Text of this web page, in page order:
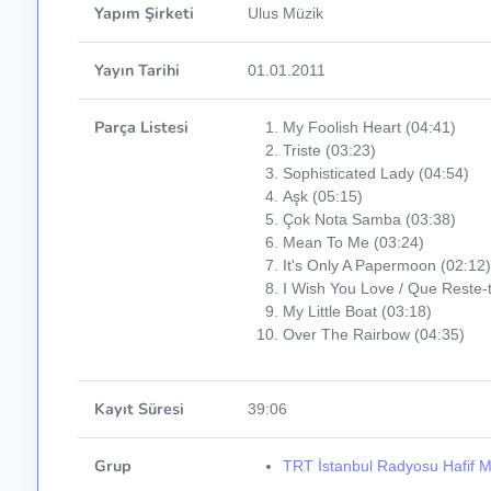
Yapım Şirketi Ulus Müzik
Yayın Tarihi 01.01.2011
Parça Listesi
My Foolish Heart (04:41)
Triste (03:23)
Sophisticated Lady (04:54)
Aşk (05:15)
Çok Nota Samba (03:38)
Mean To Me (03:24)
It's Only A Papermoon (02:12)
I Wish You Love / Que
My Little Boat (03:18)
Over The Rairbow (04:35)
Kayıt Süresi 39:06
Grup TRT İstanbul Radyosu Hafif